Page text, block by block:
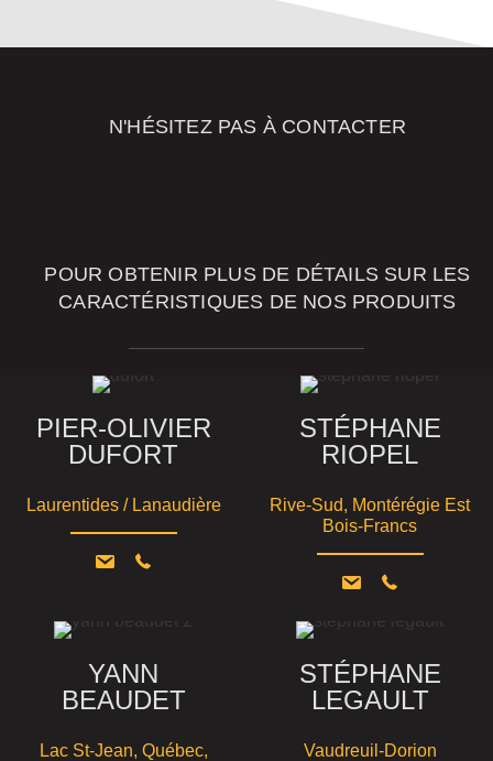
N'HÉSITEZ PAS À CONTACTER
POUR OBTENIR PLUS DE DÉTAILS SUR LES
CARACTÉRISTIQUES DE NOS PRODUITS
PIER-OLIVIER
DUFORT
Laurentides / Lanaudière
STÉPHANE
RIOPEL
Rive-Sud, Montérégie Est
Bois-Francs
YANN
BEAUDET
Lac St-Jean, Québec,
STÉPHANE
LEGAULT
Vaudreuil-Dorion